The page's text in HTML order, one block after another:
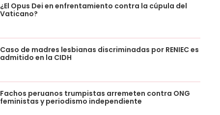
¿El Opus Dei en enfrentamiento contra la cúpula del
Vaticano?
Caso de madres lesbianas discriminadas por RENIEC es
admitido en la CIDH
Fachos peruanos trumpistas arremeten contra ONG
feministas y periodismo independiente